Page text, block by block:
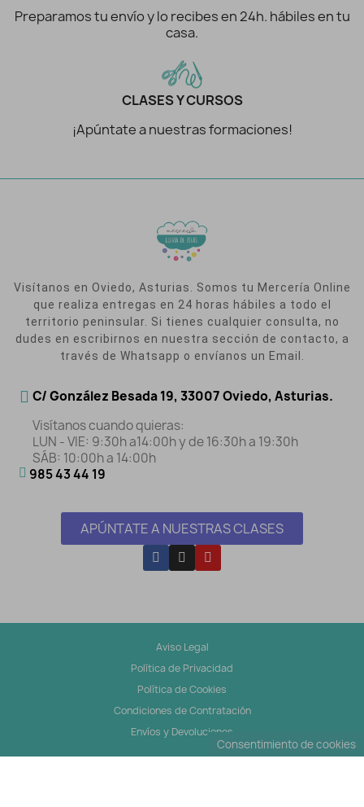
Preparamos tu envío y lo recibes en 24h. hábiles en tu
casa.
CLASES Y CURSOS
¡Apúntate a nuestras formaciones!
Visítanos en Oviedo, Asturias. Somos tu Mercería Online
que realiza entregas en 24 horas hábiles a todo el
territorio peninsular. Si tienes cualquier consulta, no
dudes en escribirnos en nuestra sección de contacto, a
través de Whatsapp o envíanos un Email.
C/ González Besada 19, 33007 Oviedo, Asturias.
Visítanos cuando quieras:
LUN - VIE: 9:30h a14:00h y de 16:30h a 19:30h
SÁB: 10:00h a 14:00h
985 43 44 19
APÚNTATE A NUESTRAS CLASES
Aviso Legal
Política de Privacidad
Política de Cookies
Condiciones de Contratación
Envíos y Devoluciones
Consentimiento de cookies